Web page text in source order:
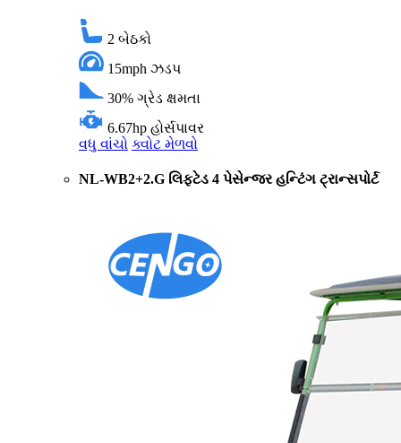
2 બેઠકો
15mph ઝડપ
30% ગ્રેડ ક્ષમતા
6.67hp હોર્સપાવર
વધુ વાંચો ક્વોટ મેળવો
NL-WB2+2.G લિફ્ટેડ 4 પેસેન્જર હન્ટિંગ ટ્રાન્સપોર્ટ